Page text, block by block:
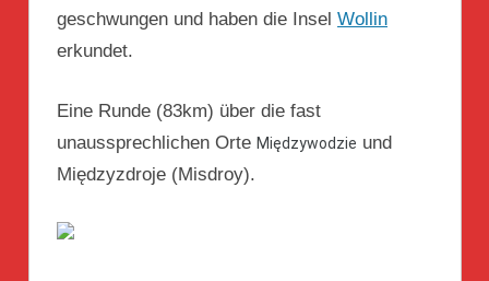
geschwungen und haben die Insel Wollin
erkundet.
Eine Runde (83km) über die fast
unaussprechlichen Orte Międzywodzie und
Międzyzdroje (Misdroy).